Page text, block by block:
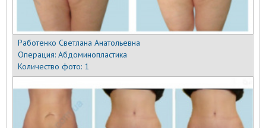
Работенко Светлана Анатольевна
Операция:Абдоминопластика
Количество фото: 1